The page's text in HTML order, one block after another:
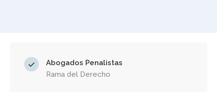
Abogados Penalistas
Rama del Derecho